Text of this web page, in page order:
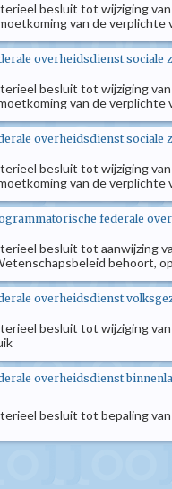
besluit tot wijziging
van de verplichte
overheidsdienst sociale
besluit tot wijziging
van de verplichte
overheidsdienst sociale
besluit tot wijziging
van de verplichte
federale
besluit tot aanwijzing
behoort,
overheidsdienst
besluit tot wijziging
overheidsdienst
besluit tot bepaling